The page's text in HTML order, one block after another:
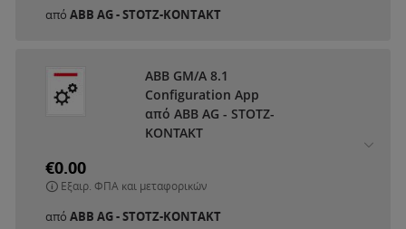
από ABB AG - STOTZ-KONTAKT
ABB GM/A 8.1
Configuration App
από ABB AG - STOTZ-
KONTAKT
€0.00
Εξαιρ. ΦΠΑ και μεταφορικών
από ABB AG - STOTZ-KONTAKT